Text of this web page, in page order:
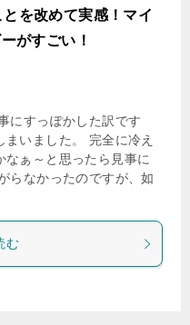
を改めて実感！マイ
がすごい！
にすっぽかした訳です
いました。 完全に冷え
ぁ～と思ったら見事に
らなかったのですが、如
む